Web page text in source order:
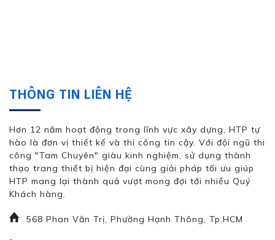
THÔNG TIN LIÊN HỆ
Hơn 12 năm hoạt động trong lĩnh vực xây dựng, HTP tự
hào là đơn vị thiết kế và thi công tin cậy. Với đội ngũ thi
công "Tam Chuyên" giàu kinh nghiệm, sử dụng thành
thạo trang thiết bị hiện đại cùng giải pháp tối ưu giúp
HTP mang lại thành quả vượt mong đợi tới nhiều Quý
Khách hàng.
568 Phan Văn Trị, Phường Hạnh Thông, Tp.HCM